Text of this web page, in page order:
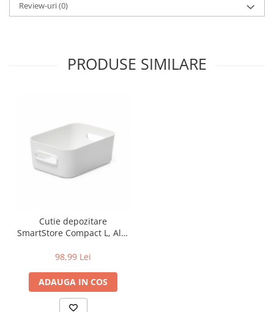
Review-uri(0)
PRODUSE SIMILARE
Cutie depozitare
SmartStore Compact L, Alb,
98,99 Lei
ADAUGA IN COS